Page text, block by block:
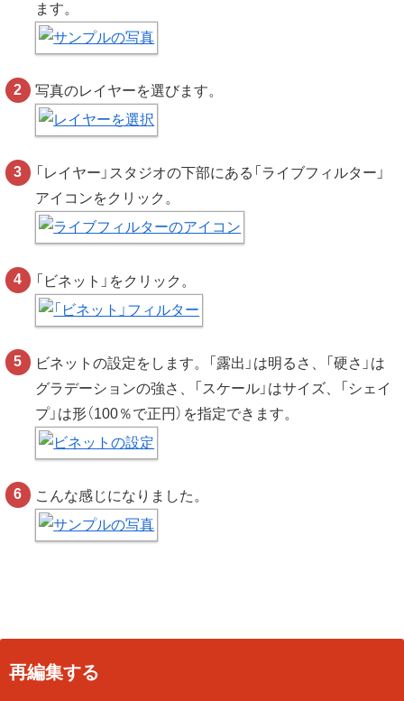
ます。
写真のレイヤーを選びます。
「レイヤー」スタジオの下部にある「ライブフィルター」
アイコンをクリック。
「ビネット」をクリック。
ビネットの設定をします。「露出」は明るさ、「硬さ」は
グラデーションの強さ、「スケール」はサイズ、「シェイ
プ」は形（100％で正円）を指定できます。
こんな感じになりました。
再編集する